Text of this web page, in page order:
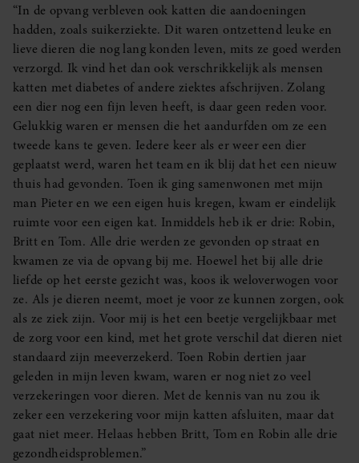
“In de opvang verbleven ook katten die aandoeningen
hadden, zoals suikerziekte. Dit waren ontzettend leuke en
lieve dieren die nog lang konden leven, mits ze goed werden
verzorgd. Ik vind het dan ook verschrikkelijk als mensen
katten met diabetes of andere ziektes afschrijven. Zolang
een dier nog een fijn leven heeft, is daar geen reden voor.
Gelukkig waren er mensen die het aandurfden om ze een
tweede kans te geven. Iedere keer als er weer een dier
geplaatst werd, waren het team en ik blij dat het een nieuw
thuis had gevonden. Toen ik ging samenwonen met mijn
man Pieter en we een eigen huis kregen, kwam er eindelijk
ruimte voor een eigen kat. Inmiddels heb ik er drie: Robin,
Britt en Tom. Alle drie werden ze gevonden op straat en
kwamen ze via de opvang bij me. Hoewel het bij alle drie
liefde op het eerste gezicht was, koos ik weloverwogen voor
ze. Als je dieren neemt, moet je voor ze kunnen zorgen, ook
als ze ziek zijn. Voor mij is het een beetje vergelijkbaar met
de zorg voor een kind, met het grote verschil dat dieren niet
standaard zijn meeverzekerd. Toen Robin dertien jaar
geleden in mijn leven kwam, waren er nog niet zo veel
verzekeringen voor dieren. Met de kennis van nu zou ik
zeker een verzekering voor mijn katten afsluiten, maar dat
gaat niet meer. Helaas hebben Britt, Tom en Robin alle drie
gezondheidsproblemen.”